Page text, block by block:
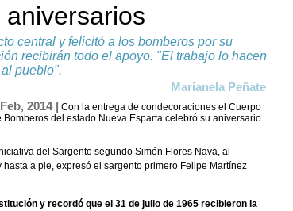
central y felicitó a los bomberos por su
recibirán todo el apoyo. "El trabajo lo hacen
pueblo".
Marianela Peñate
2014 | Con la entrega de condecoraciones el Cuerpo
Bomberos del estado Nueva Esparta celebró su aniversario
del Sargento segundo Simón Flores Nava, al
a pie, expresó el sargento primero Felipe Martínez
y recordó que el 31 de julio de 1965 recibieron la